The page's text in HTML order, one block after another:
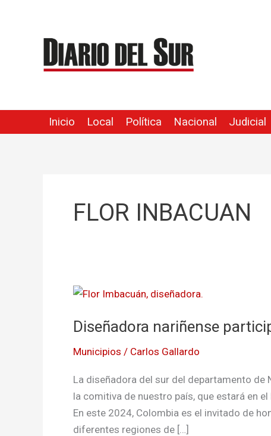
contenido
Inicio Local Política Nacional Judicial
FLOR INBACUAN
Diseñadora nariñense
Municipios / Carlos Gallardo
La diseñadora del sur del departamento de
la comitiva de nuestro país, que estará en
En este 2024, Colombia es el invitado de
diferentes regiones de […]
Diseñadora
participará
Festival
de
jazz
de
EEUU